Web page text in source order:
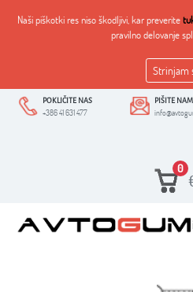
Naši piškotki res niso škodljivi, kar preverite
pravilno delovanje
Strinjam
POKLIČITE NAS
+386 41 631 477
PIŠITE NAM
0